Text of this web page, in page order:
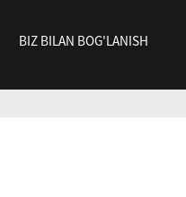
BIZ BILAN BOG'LANISH